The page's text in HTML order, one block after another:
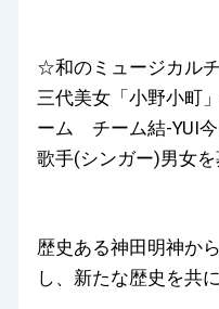
☆和のミュージカル
三代美女「小野小町
ーム チーム結-YUI今
歌手(シンガー)男女を
歴史ある神田明神か
し、新たな歴史を共